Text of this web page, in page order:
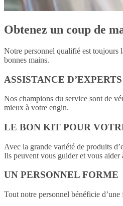
Obtenez un coup de
Notre personnel qualifié est toujours
bonnes mains.
ASSISTANCE D’EXPERTS
Nos champions du service sont de
mieux à votre engin.
LE BON KIT POUR
Avec la grande variété de produits
Ils peuvent vous guider et vous
UN PERSONNEL FORME
Tout notre personnel bénéficie